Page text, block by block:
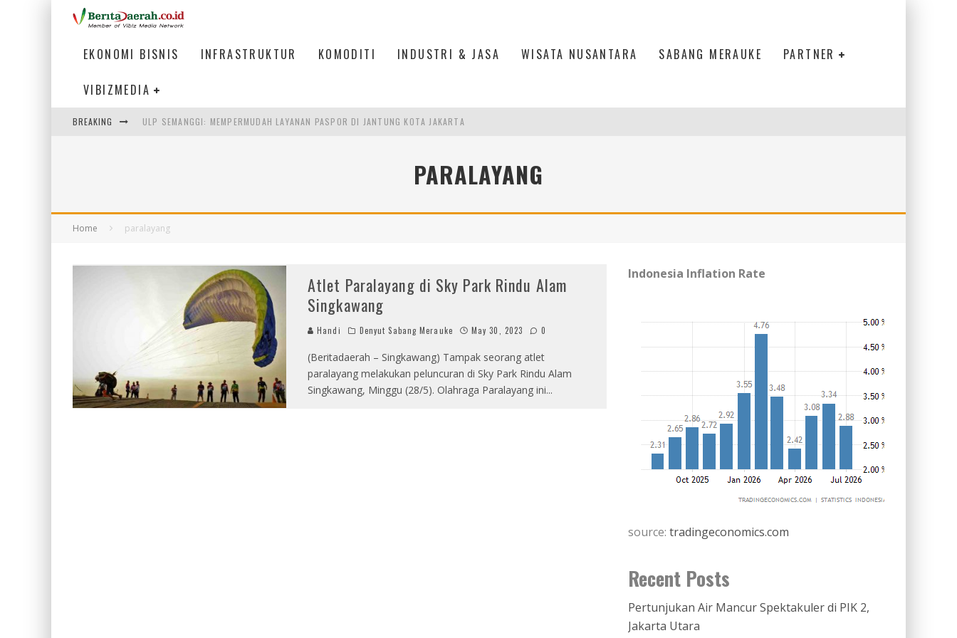
EKONOMI BISNIS INFRASTRUKTUR KOMODITI INDUSTRI & JASA WISATA NUSANTARA SABANG MERAUKE PARTNER
VIBIZMEDIA
BREAKING ULP SEMANGGI: MEMPERMUDAH LAYANAN PASPOR DI JANTUNG KOTA JAKARTA
PARALAYANG
Home paralayang
Atlet Paralayang di Sky Park Rindu Alam
Singkawang
Handi Denyut Sabang Merauke May 30, 2023 0
(Beritadaerah – Singkawang) Tampak seorang atlet
paralayang melakukan peluncuran di Sky Park Rindu Alam
Singkawang, Minggu (28/5). Olahraga Paralayang ini...
Indonesia Inflation Rate
source: tradingeconomics.com
Recent Posts
Pertunjukan Air Mancur Spektakuler di PIK 2,
Jakarta Utara